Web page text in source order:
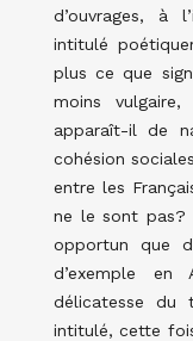
d’ouvrages, à
intitulé
plus ce que
moins
apparaît-il de
cohésion
entre les
ne le sont pas?
opportun que
d’exemple en
délicatesse du
intitulé, cette